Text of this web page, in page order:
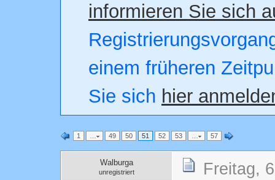
informieren Sie sich
einem früheren
Sie sich hier
1 … 49 50 51 52 53 … 57
Walburga
unregistriert Freitag,